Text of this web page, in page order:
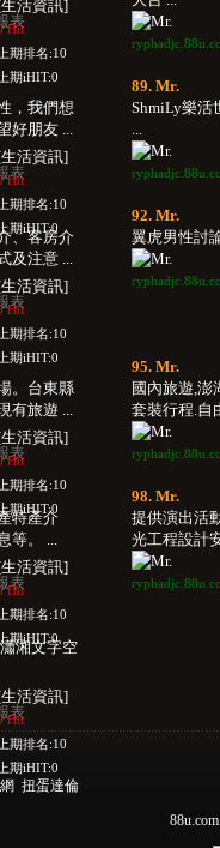
活資訊]
Hit
上期排名:10
上期iHIT:0
表
，我們想
好朋友 ...
活資訊]
Hit
上期排名:10
上期iHIT:0
表
89. Mr.
ShmiLy樂活
...
、客房介
及注意 ...
活資訊]
Hit
上期排名:10
上期iHIT:0
表
92. Mr.
翼虎男性討
。台東縣
有旅遊 ...
活資訊]
Hit
上期排名:10
期iHIT:0
表
95. Mr.
國內旅遊,澎
套裝行程.自
特產介
等。 ...
活資訊]
Hit
上期排名:10
期iHIT:0
表
98. Mr.
提供演出活
光工程設計
湘文字空
活資訊]
Hit
上期排名:10
上期iHIT:0
表
扭蛋達倫